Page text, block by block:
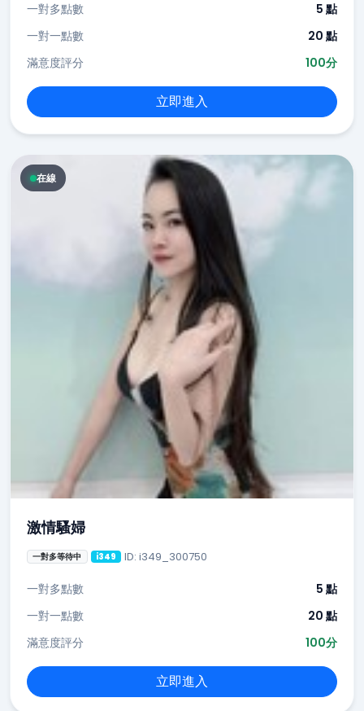
一對多點數
5 點
一對一點數
20 點
滿意度評分
100分
立即進入
在線
激情騷婦
一對多等待中 i349 ID: i349_300750
一對多點數
5 點
一對一點數
20 點
滿意度評分
100分
立即進入